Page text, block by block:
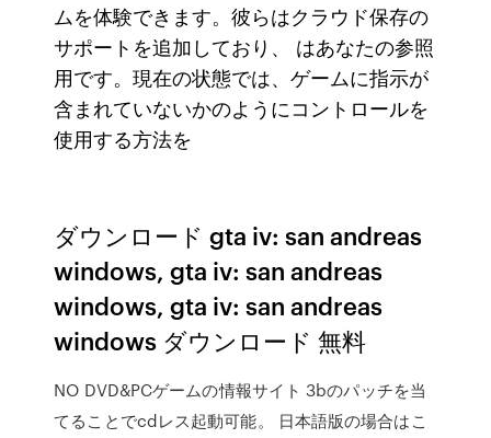
ムを体験できます。彼らはクラウド保存の
サポートを追加しており、 はあなたの参照
用です。現在の状態では、ゲームに指示が
含まれていないかのようにコントロールを
使用する方法を
ダウンロード gta iv: san andreas
windows, gta iv: san andreas
windows, gta iv: san andreas
windows ダウンロード 無料
NO DVD&PCゲームの情報サイト 3bのパッチを当
てることでcdレス起動可能。 日本語版の場合はこ